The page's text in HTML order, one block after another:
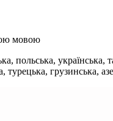
мовою
польська, українська,
турецька, грузинська,